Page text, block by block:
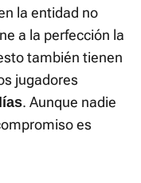
la entidad no
a la perfección la
también tienen
jugadores
. Aunque nadie
es